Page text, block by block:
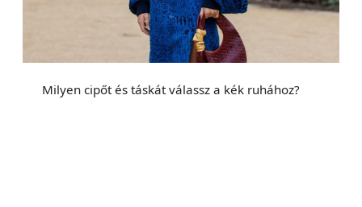
Milyen cipőt és táskát válassz a kék ruhához?